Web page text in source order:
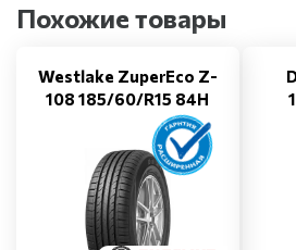
Похожие товары
Westlake ZuperEco Z-
108 185/60/R15 84H